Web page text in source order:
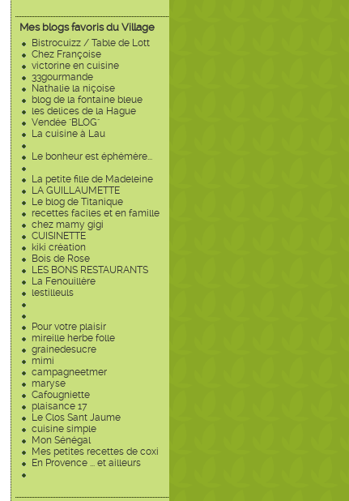
Mes blogs favoris du Village
Bistrocuizz / Table de Lott
Chez Françoise
victorine en cuisine
33gourmande
Nathalie la niçoise
blog de la fontaine bleue
les delices de la Hague
Vendée "BLOG"
La cuisine à Lau
Le bonheur est éphémère...
La petite fille de Madeleine
LA GUILLAUMETTE
Le blog de Titanique
recettes faciles et en famille
chez mamy gigi
CUISINETTE
kiki création
Bois de Rose
LES BONS RESTAURANTS
La Fenouillère
lestilleuls
Pour votre plaisir
mireille herbe folle
grainedesucre
mimi
campagneetmer
maryse
Cafougniette
plaisance 17
Le Clos Sant Jaume
cuisine simple
Mon Sénégal
Mes petites recettes de coxi
En Provence ... et ailleurs